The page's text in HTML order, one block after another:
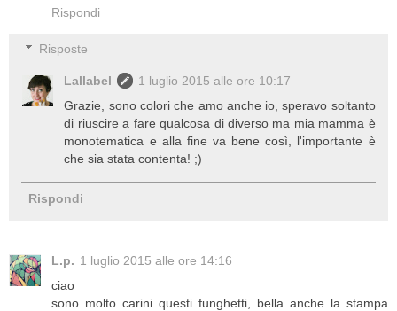
Rispondi
Risposte
Lallabel
1 luglio 2015 alle ore 10:17
Grazie, sono colori che amo anche io, speravo soltanto
di riuscire a fare qualcosa di diverso ma mia mamma è
monotematica e alla fine va bene così, l'importante è
che sia stata contenta! ;)
Rispondi
L.p. 1 luglio 2015 alle ore 14:16
ciao
sono molto carini questi funghetti, bella anche la stampa